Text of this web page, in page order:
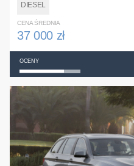
DIESEL
CENA ŚREDNIA
37 000 zł
OCENY